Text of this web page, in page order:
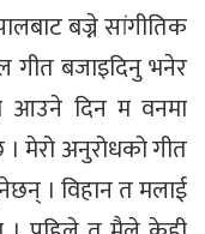
बज्ने सांगीतिक
गीत बजाइदिनु भनेर
आउने दिन म वनमा
मेरो अनुरोधको गीत
। विहान त मलाई